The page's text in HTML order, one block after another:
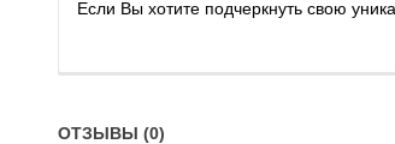
Если Вы хотите подчеркнуть свою
ОТЗЫВЫ (0)